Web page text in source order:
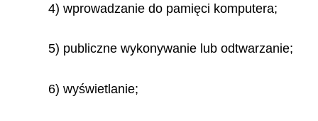
4) wprowadzanie do pamięci komputera;
5) publiczne wykonywanie lub odtwarzanie;
6) wyświetlanie;